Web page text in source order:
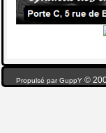
Propulsé par GuppY ©